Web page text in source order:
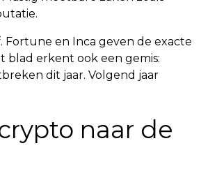
Fortune en Inca geven de exacte
blad erkent ook een gemis:
dit jaar. Volgend jaar
naar de